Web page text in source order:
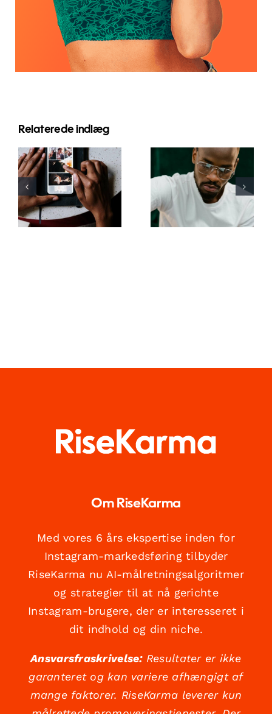
Relaterede indlæg
Bedste apps
til at
animere
fotos til
fængende
Facebook-
Top 17
Avancerede
Tips til at
Forstå
TikTok
Om RiseKarma
Med vores 6 års ekspertise inden for
Instagram-markedsføring tilbyder
RiseKarma nu AI-målretningsalgoritmer
og strategier til at nå gerichte
Instagram-brugere, der er interesseret i
dit indhold og din niche.
Ansvarsfraskrivelse:Resultater er ikke
garanteret og kan variere afhængigt af
mange faktorer. RiseKarma leverer kun